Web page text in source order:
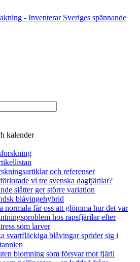
kalender
och referenser
vi tre svenska dagfjärilar?
slåtter ger större variation
blåvingehybrid
normala får oss att glömma hur det var
hos rapsfjärilar efter
som larver
svartfläckiga blåvingar sprider sig i
blomning som försvar mot fjäril